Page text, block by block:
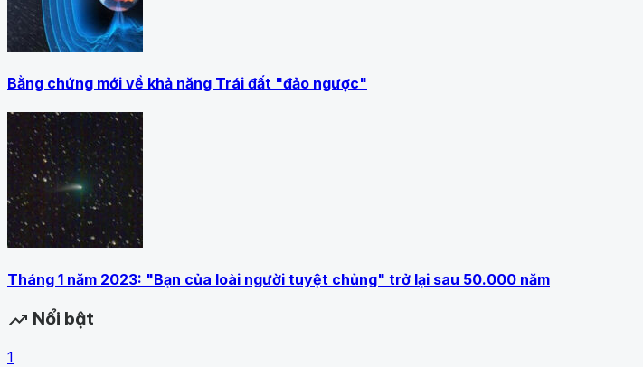
Bằng chứng mới về khả năng Trái đất "đảo ngược"
Tháng 1 năm 2023: "Bạn của loài người tuyệt chủng" trở lại sau 50.000 năm
trending_up Nổi bật
1